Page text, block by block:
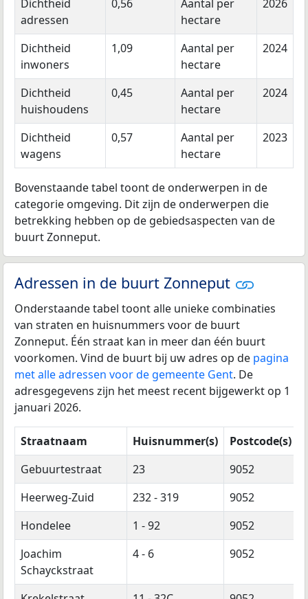
Dichtheid
adressen
0,56
Aantal per
hectare
2026
Dichtheid
inwoners
1,09
Aantal per
hectare
2024
Dichtheid
huishoudens
0,45
Aantal per
hectare
2024
Dichtheid
wagens
0,57
Aantal per
hectare
2023
Bovenstaande tabel toont de onderwerpen in de
categorie omgeving. Dit zijn de onderwerpen die
betrekking hebben op de gebiedsaspecten van de
buurt Zonneput.
Adressen in de buurt Zonneput
Onderstaande tabel toont alle unieke combinaties
van straten en huisnummers voor de buurt
Zonneput. Één straat kan in meer dan één buurt
voorkomen. Vind de buurt bij uw adres op de pagina
met alle adressen voor de gemeente Gent. De
adresgegevens zijn het meest recent bijgewerkt op 1
januari 2026.
Straatnaam Huisnummer(s)
Postcode(s)
Gebuurtestraat
23
9052
Heerweg-Zuid
232 - 319
9052
Hondelee
1 - 92
9052
Joachim
Schayckstraat
4 - 6 9052